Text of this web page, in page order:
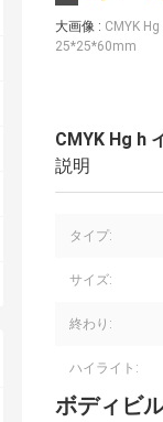
大画像 : CMYK
25*25*60mm
CMYK Hg h
説明
タイプ:
サイズ:
終わり:
ハイライト:
ボディビ